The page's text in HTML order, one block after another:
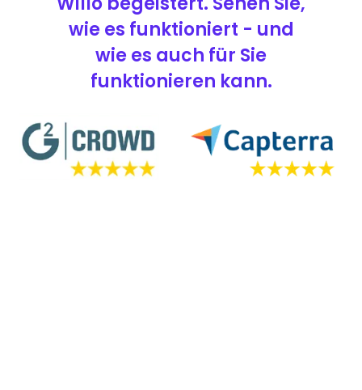
wie es funktioniert - und
wie es auch für Sie
funktionieren kann.